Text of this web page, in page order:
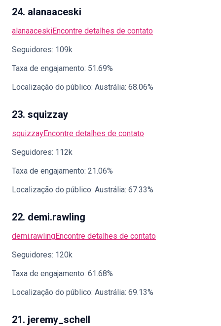
24. alanaaceski
alanaaceskiEncontre detalhes de contato
Seguidores: 109k
Taxa de engajamento: 51.69%
Localização do público: Austrália: 68.06%
23. squizzay
squizzayEncontre detalhes de contato
Seguidores: 112k
Taxa de engajamento: 21.06%
Localização do público: Austrália: 67.33%
22. demi.rawling
demi.rawlingEncontre detalhes de contato
Seguidores: 120k
Taxa de engajamento: 61.68%
Localização do público: Austrália: 69.13%
21. jeremy_schell